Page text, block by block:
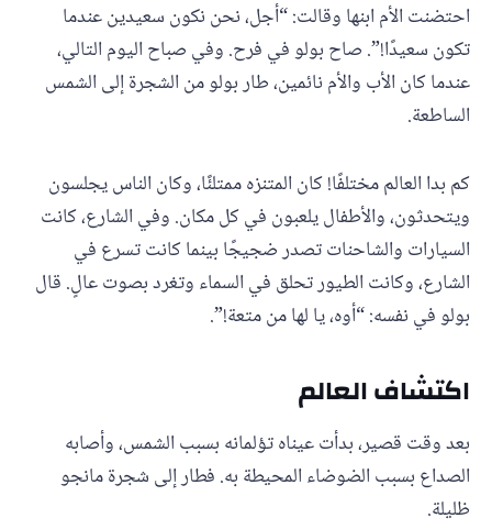
احتضنت الأم ابنها وقالت: “أجل، نحن نكون سعيدين عندما
تكون سعيدًا!”. صاح بولو في فرح. وفي صباح اليوم التالي،
عندما كان الأب والأم نائمين، طار بولو من الشجرة إلى الشمس
الساطعة.
كم بدا العالم مختلفًا! كان المتنزه ممتلئًا، وكان الناس يجلسون
ويتحدثون، والأطفال يلعبون في كل مكان. وفي الشارع، كانت
السيارات والشاحنات تصدر ضجيجًا بينما كانت تسرع في
الشارع، وكانت الطيور تحلق في السماء وتغرد بصوت عالٍ. قال
بولو في نفسه: “أوه، يا لها من متعة!”.
اكتشاف العالم
بعد وقت قصير، بدأت عيناه تؤلمانه بسبب الشمس، وأصابه
الصداع بسبب الضوضاء المحيطة به. فطار إلى شجرة مانجو
ظليلة.